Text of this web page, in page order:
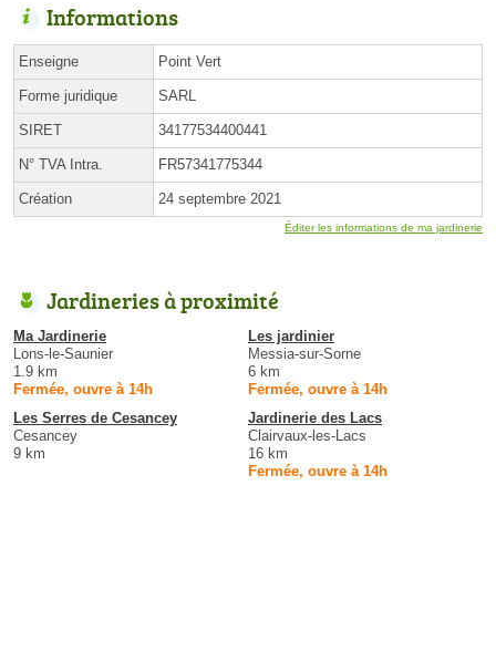
Informations
Enseigne Point Vert
Forme juridique SARL
SIRET 34177534400441
N° TVA Intra. FR57341775344
Création 24 septembre 2021
Éditer les informations de ma jardinerie
Jardineries à proximité
Ma Jardinerie
Lons-le-Saunier
1.9 km
Fermée, ouvre à 14h
Les jardinier
Messia-sur-Sorne
6 km
Fermée, ouvre à 14h
Les Serres de Cesancey
Cesancey
9 km
Jardinerie des Lacs
Clairvaux-les-Lacs
16 km
Fermée, ouvre à 14h